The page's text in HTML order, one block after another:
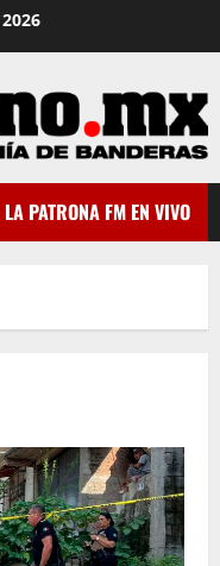
LA PATRONA FM EN VIVO